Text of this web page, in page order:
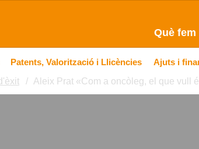
Què fem
Patents, Valorització i Llicències Ajuts i
Aleix Prat «Com a oncòleg, el que vull